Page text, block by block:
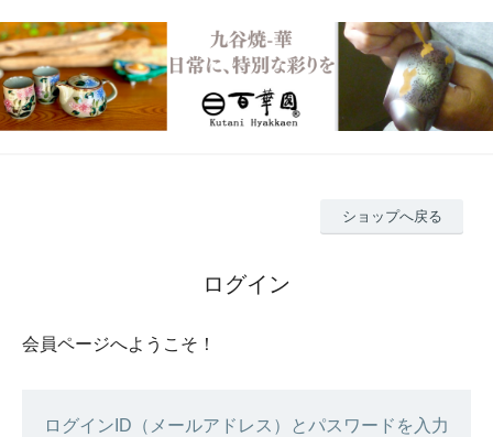
ショップへ戻る
ログイン
会員ページへようこそ！
ログインID（メールアドレス）とパスワードを入力